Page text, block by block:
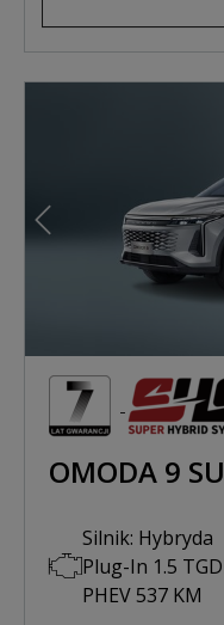
Poprzedni
OMODA 9
Silnik: Hybryda
Plug-In 1.5
PHEV 537 KM